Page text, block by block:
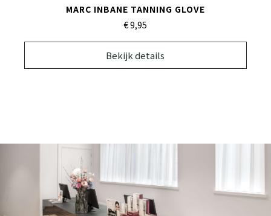
MARC INBANE TANNING GLOVE
€ 9,95
Bekijk details